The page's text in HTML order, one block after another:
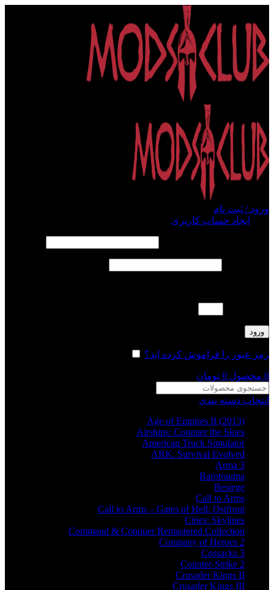
ورود / ثبت نام
ایجاد حساب کاربری
ورود
رمز عبور را فراموش کرده اید؟
0 محصول 0 تومان
انتخاب دسته بندی
Age of Empires II (2013)
Airships: Conquer the Skies
American Truck Simulator
ARK: Survival Evolved
Arma 3
Barotrauma
Besiege
Call to Arms
Call to Arms – Gates of Hell: Ostfront
Cities: Skylines
Command & Conquer Remastered Collection
Company of Heroes 2
Cossacks 3
Counter-Strike 2
Crusader Kings II
Crusader Kings III